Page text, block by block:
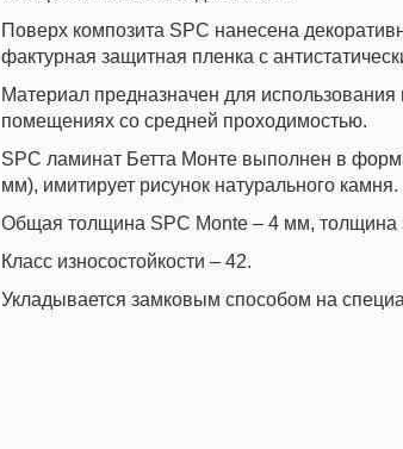
Поверх композита SPC нанесена
фактурная защитная пленка с
Материал предназначен для
помещениях со средней проходимостью.
SPC ламинат Бетта Монте выполнен в
мм), имитирует рисунок натурального камня.
Общая толщина SPC Monte – 4 мм, толщина
Класс износостойкости – 42.
Укладывается замковым способом на